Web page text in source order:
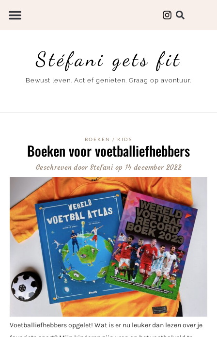
Stéfani gets fit
Bewust leven. Actief genieten. Graag op avontuur.
BOEKEN / KIDS
Boeken voor voetballiefhebbers
Geschreven doorStefani op 14 december 2022
Voetballiefhebbers opgelet! Wat is er nu leuker dan lezen over je